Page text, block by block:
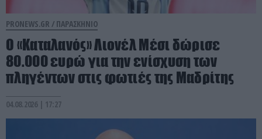
PRONEWS.GR / ΠΑΡΑΣΚΗΝΙΟ
Ο «Καταλανός» Λιονέλ Μέσι δώρισε
80.000 ευρώ για την ενίσχυση των
πληγέντων στις φωτιές της Μαδρίτης
04.08.2026 | 17:27